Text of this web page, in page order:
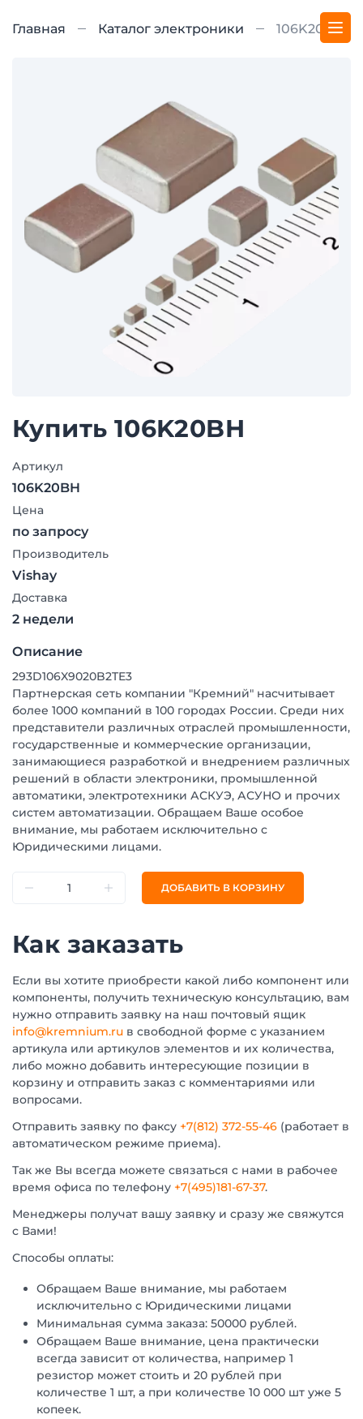
Главная Каталог электроники 106K20BH
Купить 106K20BH
Артикул
106K20BH
Цена
по запросу
Производитель
Vishay
Доставка
2 недели
Описание
293D106X9020B2TE3
Партнерская сеть компании "Кремний" насчитывает
более 1000 компаний в 100 городах России. Среди них
представители различных отраслей промышленности,
государственные и коммерческие организации,
занимающиеся разработкой и внедрением различных
решений в области электроники, промышленной
автоматики, электротехники АСКУЭ, АСУНО и прочих
систем автоматизации. Обращаем Ваше особое
внимание, мы работаем исключительно с
Юридическими лицами.
ДОБАВИТЬ В КОРЗИНУ
Как заказать
Если вы хотите приобрести какой либо компонент или
компоненты, получить техническую консультацию, вам
нужно отправить заявку на наш почтовый ящик
info@kremnium.ru в свободной форме с указанием
артикула или артикулов элементов и их количества,
либо можно добавить интересующие позиции в
корзину и отправить заказ с комментариями или
вопросами.
Отправить заявку по факсу +7(812) 372-55-46 (работает в
автоматическом режиме приема).
Так же Вы всегда можете связаться с нами в рабочее
время офиса по телефону +7(495)181-67-37.
Менеджеры получат вашу заявку и сразу же свяжутся
с Вами!
Способы оплаты:
Обращаем Ваше внимание, мы работаем
исключительно с Юридическими лицами
Минимальная сумма заказа: 50000 рублей.
Обращаем Ваше внимание, цена практически
всегда зависит от количества, например 1
резистор может стоить и 20 рублей при
количестве 1 шт, а при количестве 10 000 шт уже 5
копеек.